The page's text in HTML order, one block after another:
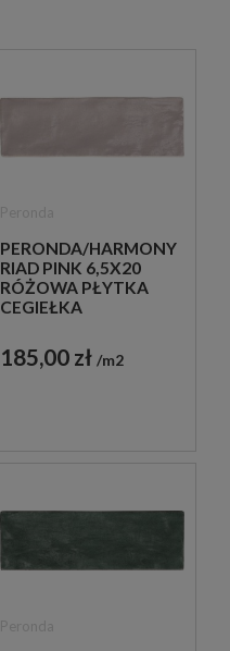
PERONDA/HARMONY
RIAD PINK 6,5X20
RÓŻOWA PŁYTKA
CEGIEŁKA
185,00 zł m2